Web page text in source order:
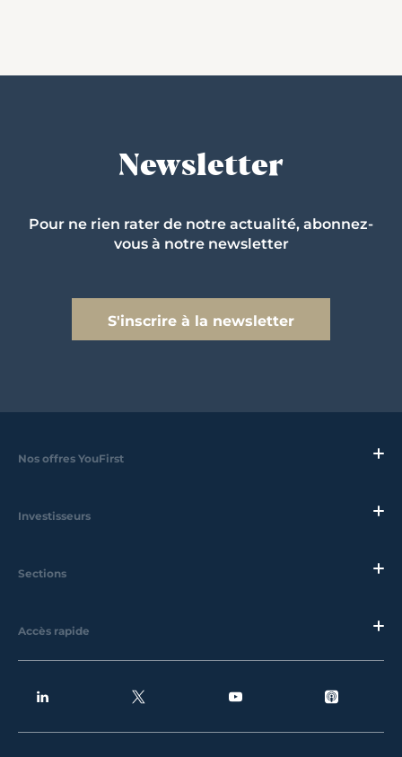
Newsletter
Pour ne rien rater de notre actualité, abonnez-
vous à notre newsletter
S'inscrire à la newsletter
Nos offres YouFirst
Investisseurs
Sections
Accès rapide